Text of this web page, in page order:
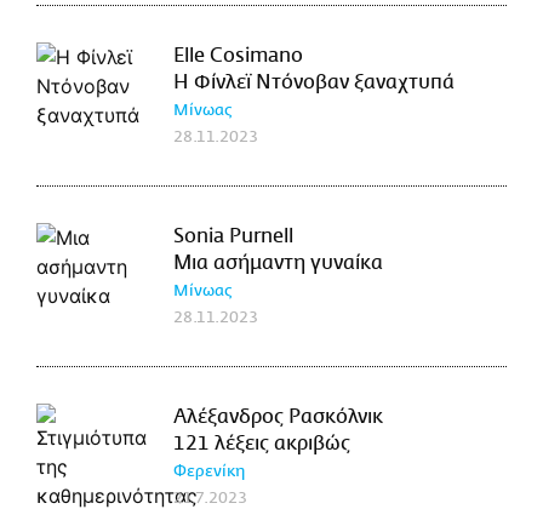
Elle Cosimano
Η Φίνλεϊ Ντόνοβαν ξαναχτυπά
Μίνωας
28.11.2023
Sonia Purnell
Μια ασήμαντη γυναίκα
Μίνωας
28.11.2023
Αλέξανδρος Ρασκόλνικ
121 λέξεις ακριβώς
Φερενίκη
21.7.2023